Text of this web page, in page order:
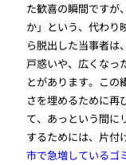
た歓喜の瞬間ですが
か」という、代わり
ら脱出した当事者は
戸惑いや、広くなっ
とがあります。この
さを埋めるために再
て、あっという間に
するためには、片付
市で急増しているゴ